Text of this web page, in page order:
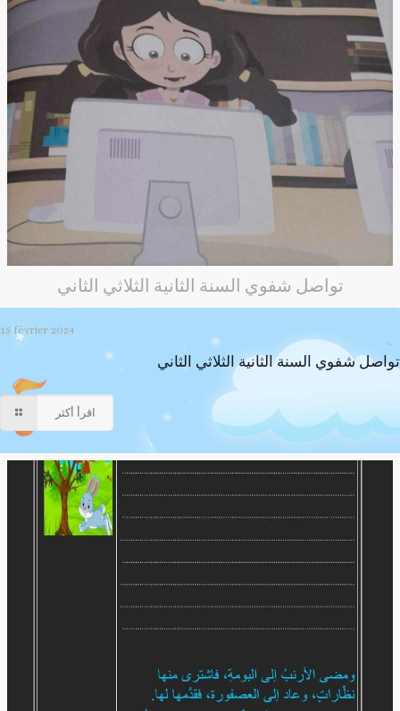
تواصل شفوي السنة الثانية الثلاثي الثاني
15 février 2024
تواصل شفوي السنة الثانية الثلاثي الثاني
اقرأ أكثر